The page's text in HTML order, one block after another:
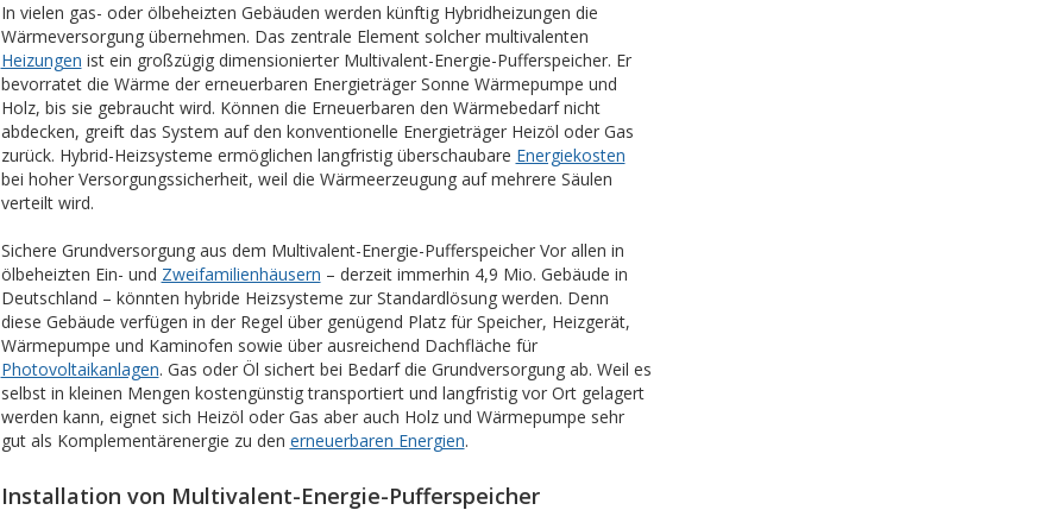
In vielen gas- oder ölbeheizten Gebäuden werden künftig Hybridheizungen die
Wärmeversorgung übernehmen. Das zentrale Element solcher multivalenten
Heizungen ist ein großzügig dimensionierter Multivalent-Energie-Pufferspeicher. Er
bevorratet die Wärme der erneuerbaren Energieträger Sonne Wärmepumpe und
Holz, bis sie gebraucht wird. Können die Erneuerbaren den Wärmebedarf nicht
abdecken, greift das System auf den konventionelle Energieträger Heizöl oder Gas
zurück. Hybrid-Heizsysteme ermöglichen langfristig überschaubare Energiekosten
bei hoher Versorgungssicherheit, weil die Wärmeerzeugung auf mehrere Säulen
verteilt wird.
Sichere Grundversorgung aus dem Multivalent-Energie-Pufferspeicher Vor allen in
ölbeheizten Ein- und Zweifamilienhäusern – derzeit immerhin 4,9 Mio. Gebäude in
Deutschland – könnten hybride Heizsysteme zur Standardlösung werden. Denn
diese Gebäude verfügen in der Regel über genügend Platz für Speicher, Heizgerät,
Wärmepumpe und Kaminofen sowie über ausreichend Dachfläche für
Photovoltaikanlagen. Gas oder Öl sichert bei Bedarf die Grundversorgung ab. Weil es
selbst in kleinen Mengen kostengünstig transportiert und langfristig vor Ort gelagert
werden kann, eignet sich Heizöl oder Gas aber auch Holz und Wärmepumpe sehr
gut als Komplementärenergie zu den erneuerbaren Energien.
Installation von Multivalent-Energie-Pufferspeicher